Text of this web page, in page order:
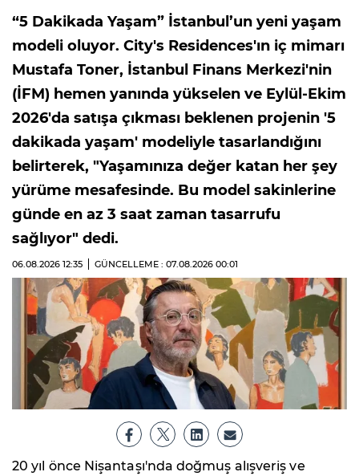
“5 Dakikada Yaşam” İstanbul’un yeni yaşam
modeli oluyor. City's Residences'ın iç mimarı
Mustafa Toner, İstanbul Finans Merkezi'nin
(İFM) hemen yanında yükselen ve Eylül-Ekim
2026'da satışa çıkması beklenen projenin '5
dakikada yaşam' modeliyle tasarlandığını
belirterek, "Yaşamınıza değer katan her şey
yürüme mesafesinde. Bu model sakinlerine
günde en az 3 saat zaman tasarrufu
sağlıyor" dedi.
06.08.2026 12:35 GÜNCELLEME : 07.08.2026 00:01
20 yıl önce Nişantaşı'nda doğmuş alışveriş ve